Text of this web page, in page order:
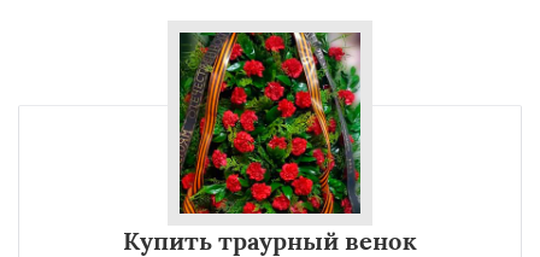
Купить траурный венок